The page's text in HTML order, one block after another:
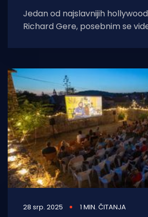
Jedan od najslavnijih
Richard Gere, posebnim se
filmskog
28 srp. 2025 1 MIN. ČITANJA